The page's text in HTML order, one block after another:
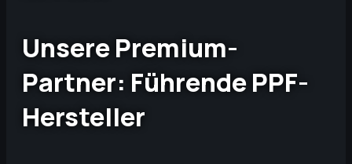
Unsere Premium-
Partner: Führende PPF-
Hersteller